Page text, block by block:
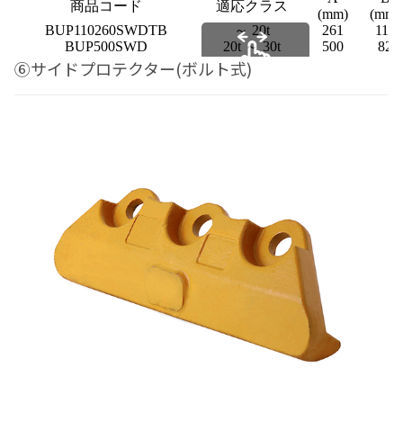
商品コード 適応クラス
(mm)
(mm)
BUP110260SWDTB
～ 20t 261
110
BUP500SWD
20t ～ 30t 500 82
⑥サイドプロテクター(ボルト式)